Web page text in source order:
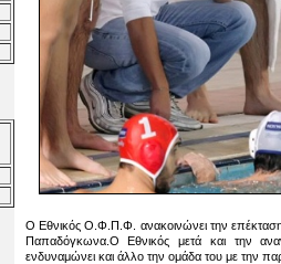
Ο Εθνικός Ο.Φ.Π.Φ. ανακοινώνει την επέκταση
Παπαδόγκωνα.Ο Εθνικός μετά και την
ενδυναμώνει και άλλο την ομάδα του με την